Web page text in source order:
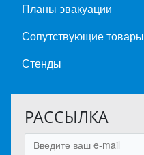
Планы эвакуации
Сопутствующие товары
Стенды
РАССЫЛКА